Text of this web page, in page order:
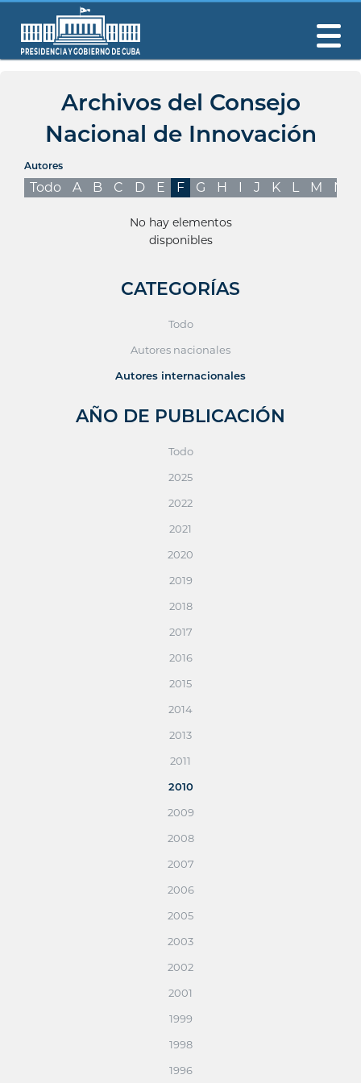
Archivos del Consejo
Nacional de Innovación
Autores
Todo A B C D E F G H I J K L M N
No hay elementos
disponibles
CATEGORÍAS
Todo
Autores nacionales
Autores internacionales
AÑO DE PUBLICACIÓN
Todo
2025
2022
2021
2020
2019
2018
2017
2016
2015
2014
2013
2011
2010
2009
2008
2007
2006
2005
2003
2002
2001
1999
1998
1996